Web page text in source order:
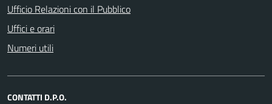
Ufficio Relazioni con il Pubblico
Uffici e orari
Numeri utili
CONTATTI D.P.O.